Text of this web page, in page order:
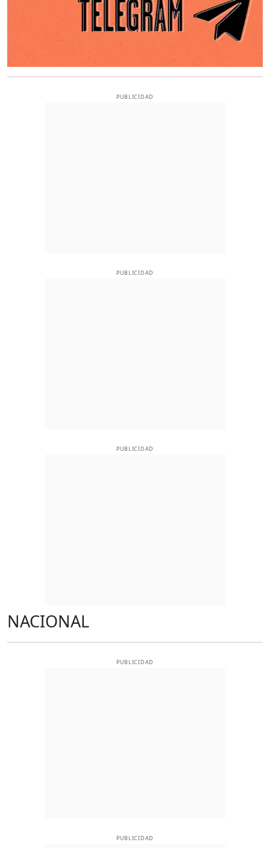
PUBLICIDAD
PUBLICIDAD
PUBLICIDAD
NACIONAL
PUBLICIDAD
PUBLICIDAD